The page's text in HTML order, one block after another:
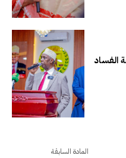
الفساد
المادة السابقة